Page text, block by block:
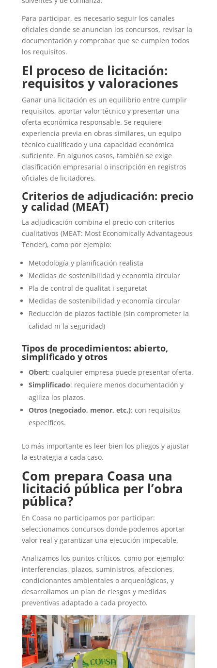
Para participar, es necesario seguir los canales
oficiales donde se anuncian los concursos, revisar la
documentación y comprobar que se cumplen todos
los requisitos.
El proceso de licitación:
requisitos y valoraciones
Ganar una licitación es un equilibrio entre cumplir
requisitos, aportar valor técnico y presentar una
oferta económica responsable. Se requiere
experiencia previa en obras similares, un equipo
técnico cualificado y una capacidad económica
suficiente. En algunos casos, también se exige
clasificación empresarial o inscripción en registros
oficiales de licitadores.
Criterios de adjudicación: precio
y calidad (MEAT)
La adjudicación combina el precio con criterios
cualitativos (MEAT: Most Economically Advantageous
Tender), como por ejemplo:
Metodología y planificación realista
Medidas de sostenibilidad y economía circular
Pla de control de qualitat i seguretat
Medidas de sostenibilidad y economía circular
Reducción de plazos factible (sin comprometer la
calidad ni la seguridad)
Tipos de procedimientos: abierto,
simplificado y otros
Obert: cualquier empresa puede presentar oferta.
Simplificado: requiere menos documentación y
agiliza los plazos.
Otros (negociado, menor, etc.): con requisitos
específicos.
Lo más importante es leer bien los pliegos y ajustar
la estrategia a cada caso.
Com prepara Coasa una
licitació pública per l’obra
pública?
En Coasa no participamos por participar:
seleccionamos concursos donde podemos aportar
valor real y garantizar una ejecución impecable.
Analizamos los puntos críticos, como por ejemplo:
interferencias, plazos, suministros, afecciones,
condicionantes ambientales o arqueológicos, y
desarrollamos un plan de riesgos y medidas
preventivas adaptado a cada proyecto.